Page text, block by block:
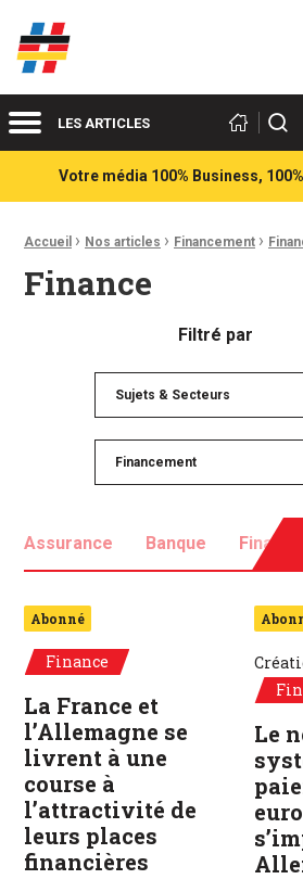
Acteurs du franco-allemand
MenuLES ARTICLES
Votre média 100% Business,
Fil d'Ariane :
Accueil › Nos articles › Financement ›
Finance
Filtré par
Sujets & Secteurs
Financement
Assurance Banque Finance
Abonné
Finance
La France et
l’Allemagne se
livrent à une
course à
l’attractivité de
leurs places
financières
Le